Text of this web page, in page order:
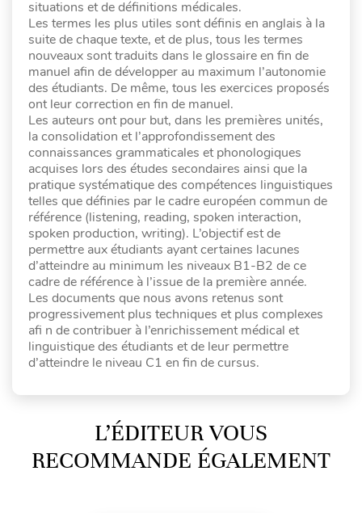
situations et de définitions médicales.
Les termes les plus utiles sont définis en anglais à la
suite de chaque texte, et de plus, tous les termes
nouveaux sont traduits dans le glossaire en fin de
manuel afin de développer au maximum l’autonomie
des étudiants. De même, tous les exercices proposés
ont leur correction en fin de manuel.
Les auteurs ont pour but, dans les premières unités,
la consolidation et l’approfondissement des
connaissances grammaticales et phonologiques
acquises lors des études secondaires ainsi que la
pratique systématique des compétences linguistiques
telles que définies par le cadre européen commun de
référence (listening, reading, spoken interaction,
spoken production, writing). L’objectif est de
permettre aux étudiants ayant certaines lacunes
d’atteindre au minimum les niveaux B1-B2 de ce
cadre de référence à l’issue de la première année.
Les documents que nous avons retenus sont
progressivement plus techniques et plus complexes
afi n de contribuer à l’enrichissement médical et
linguistique des étudiants et de leur permettre
d’atteindre le niveau C1 en fin de cursus.
L’ÉDITEUR VOUS
RECOMMANDE ÉGALEMENT